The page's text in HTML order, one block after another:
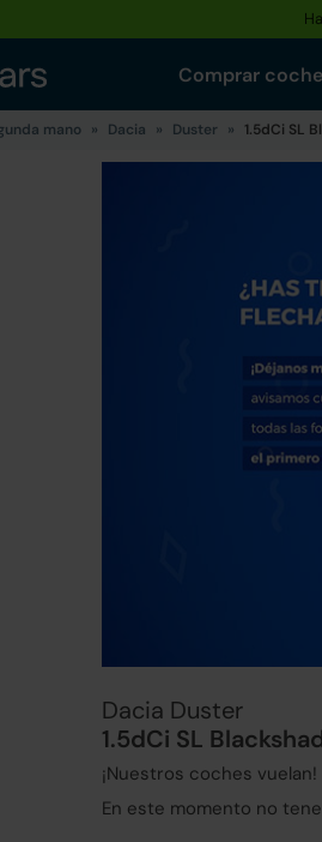
Comprar coche
mano Dacia Duster 1.5dCi SL
Dacia Duster
1.5dCi SL
¡Nuestros coches vuelan!
En este momento no